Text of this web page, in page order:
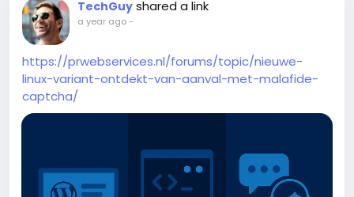
TechGuy shared a link
a year ago-
https://prwebservices.nl/forums/topic/nieuwe-
linux-variant-ontdekt-van-aanval-met-malafide-
captcha/